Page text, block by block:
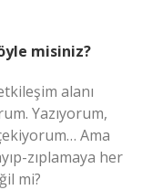
misiniz?
alanı
Yazıyorum,
Ama
zıplamaya her
mi?